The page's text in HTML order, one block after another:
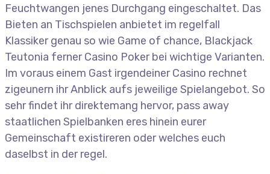
Feuchtwangen jenes Durchgang eingeschaltet. Das
Bieten an Tischspielen anbietet im regelfall
Klassiker genau so wie Game of chance, Blackjack
Teutonia ferner Casino Poker bei wichtige Varianten.
Im voraus einem Gast irgendeiner Casino rechnet
zigeunern ihr Anblick aufs jeweilige Spielangebot. So
sehr findet ihr direktemang hervor, pass away
staatlichen Spielbanken eres hinein eurer
Gemeinschaft existireren oder welches euch
daselbst in der regel.